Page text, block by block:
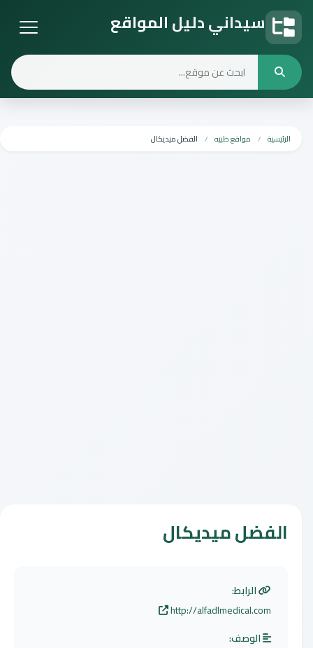
سيداني دليل المواقع
الرئيسية مواقع طبيه الفضل ميديكال
الفضل ميديكال
الرابط:
http://alfadlmedical.com
الوصف: